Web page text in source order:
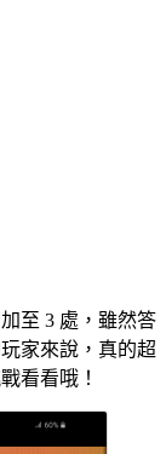
至 3 處，雖然答
家來說，真的超
看看哦！